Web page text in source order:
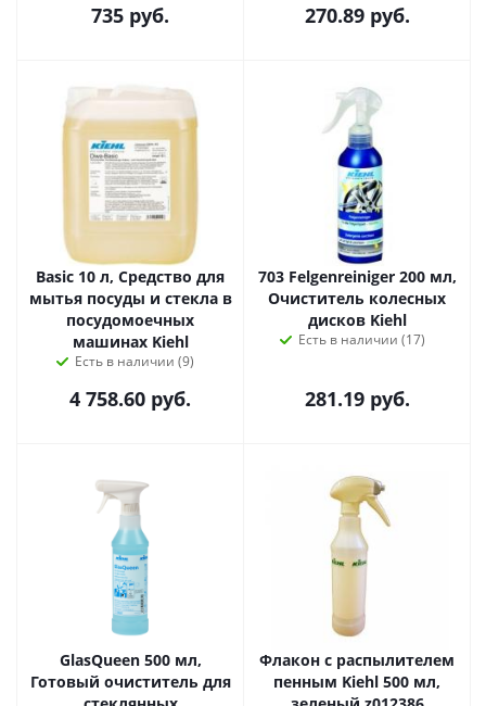
735 руб. 270.89руб.
Basic 10 л, Средство для
мытья посуды и стекла в
посудомоечных
машинах Kiehl
Есть в наличии (9)
4 758.60 руб.
703 Felgenreiniger 200 мл,
Очиститель колесных
дисков Kiehl
Есть в наличии (17)
281.19руб.
GlasQueen 500 мл,
Готовый очиститель для
Флакон с распылителем
пенным Kiehl 500 мл,